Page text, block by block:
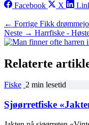
Facebook
X
← Forrige Fikk
Neste → Harrfiske -
Relaterte
Fiske 2 min lesetid
Sjøørretfiske